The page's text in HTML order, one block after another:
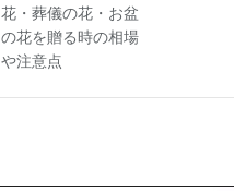
花・葬儀の花・お盆
の花を贈る時の相場
や注意点